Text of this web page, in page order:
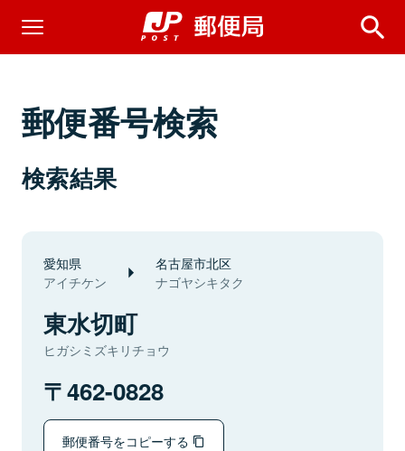
郵便番号検索
検索結果
愛知県
アイチケン
名古屋市北区
ナゴヤシキタク
東水切町
ヒガシミズキリチョウ
462-0828
郵便番号をコピーする